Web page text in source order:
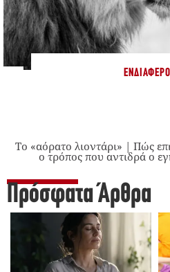
Το «αόρατο λιοντάρι» | Πώς
ο τρόπος που αντιδρά ο
Πρόσφατα Άρθρα